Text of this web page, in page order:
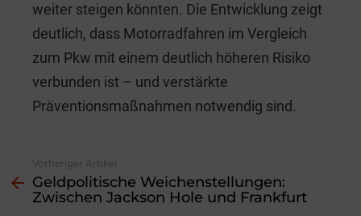
weiter steigen könnten. Die Entwicklung zeigt
deutlich, dass Motorradfahren im Vergleich
zum Pkw mit einem deutlich höheren Risiko
verbunden ist – und verstärkte
Präventionsmaßnahmen notwendig sind.
more
Vorheriger Artikel
Geldpolitische Weichenstellungen:
Zwischen Jackson Hole und Frankfurt